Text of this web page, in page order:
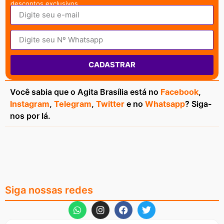
descontos exclusivos.
CADASTRAR
Você sabia que o Agita Brasília está no Facebook,
Instagram, Telegram, Twitter e no Whatsapp? Siga-
nos por lá.
Siga nossas redes